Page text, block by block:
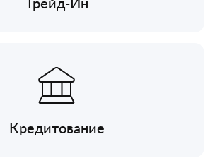
Кредитование